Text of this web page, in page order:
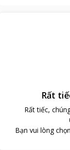
Rất
Rất tiếc,
Bạn vui lòng